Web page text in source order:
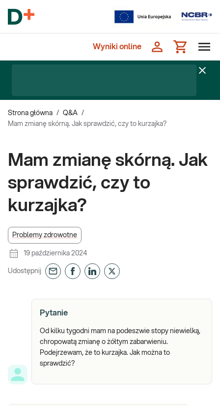
Wyniki online
Strona główna / Q&A /
Mam zmianę skórną. Jak sprawdzić, czy to kurzajka?
Mam zmianę skórną. Jak
sprawdzić, czy to
kurzajka?
Problemy zdrowotne
19 października 2024
Udostępnij
Pytanie
Od kilku tygodni mam na podeszwie stopy niewielką,
chropowatą zmianę o żółtym zabarwieniu.
Podejrzewam, że to kurzajka. Jak można to
sprawdzić?